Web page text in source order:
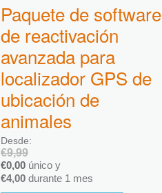
Paquete de software
de reactivación
avanzada para
localizador GPS de
ubicación de
animales
Desde:
€9,99
€0,00 único y
€4,00 durante 1 mes